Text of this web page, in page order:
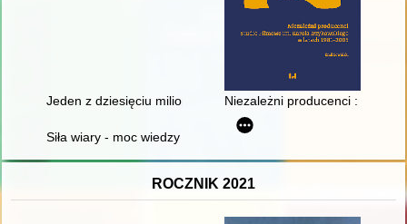
Jeden z dziesięciu milionów Niezależni producenci : Studio
Siła wiary - moc wiedzy : amulety i numizmaty w historii
ROCZNIK 2021